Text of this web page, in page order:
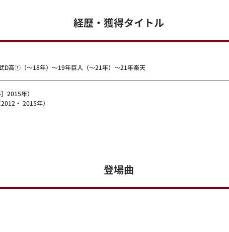
経歴・獲得タイトル
D高①（～18年）～19年巨人（～21年）～21年楽天
2015年）
・ 2015年）
登場曲